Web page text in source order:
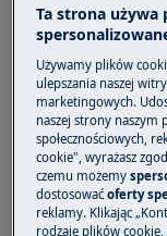
Zawsze
urządzeń, w
przenoszenia
Zawsze używaj
obuwia.
Należy
naprawa
dla
Ta strona używa
Używamy plików
ulepszania naszej
marketingowych.
naszej strony
społecznościowych,
cookie", wyrażasz
czemu możemy
dostosowaćoferty
reklamy. Klikając
rodzaje plików cookie,